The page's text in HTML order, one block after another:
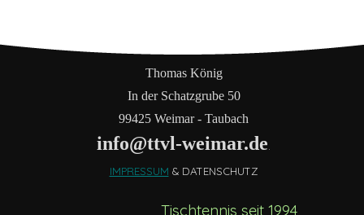
Thomas König
In der Schatzgrube 50
99425 Weimar - Taubach
info@ttvl-weimar.de
IMPRESSUM & DATENSCHUTZ
Tischtennis seit 1994